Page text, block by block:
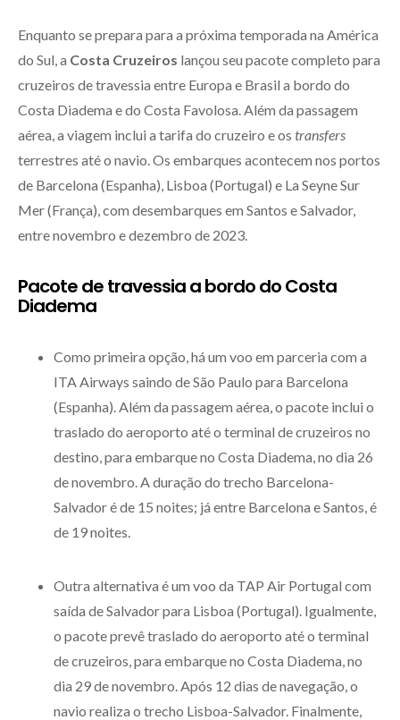
Enquanto se prepara para a próxima temporada na América
do Sul, a Costa Cruzeiros lançou seu pacote completo para
cruzeiros de travessia entre Europa e Brasil a bordo do
Costa Diadema e do Costa Favolosa. Além da passagem
aérea, a viagem inclui a tarifa do cruzeiro e os transfers
terrestres até o navio. Os embarques acontecem nos portos
de Barcelona (Espanha), Lisboa (Portugal) e La Seyne Sur
Mer (França), com desembarques em Santos e Salvador,
entre novembro e dezembro de 2023.
Pacote de travessia a bordo do Costa
Diadema
Como primeira opção, há um voo em parceria com a
ITA Airways saindo de São Paulo para Barcelona
(Espanha). Além da passagem aérea, o pacote inclui o
traslado do aeroporto até o terminal de cruzeiros no
destino, para embarque no Costa Diadema, no dia 26
de novembro. A duração do trecho Barcelona-
Salvador é de 15 noites; já entre Barcelona e Santos, é
de 19 noites.
Outra alternativa é um voo da TAP Air Portugal com
saída de Salvador para Lisboa (Portugal). Igualmente,
o pacote prevê traslado do aeroporto até o terminal
de cruzeiros, para embarque no Costa Diadema, no
dia 29 de novembro. Após 12 dias de navegação, o
navio realiza o trecho Lisboa-Salvador. Finalmente,